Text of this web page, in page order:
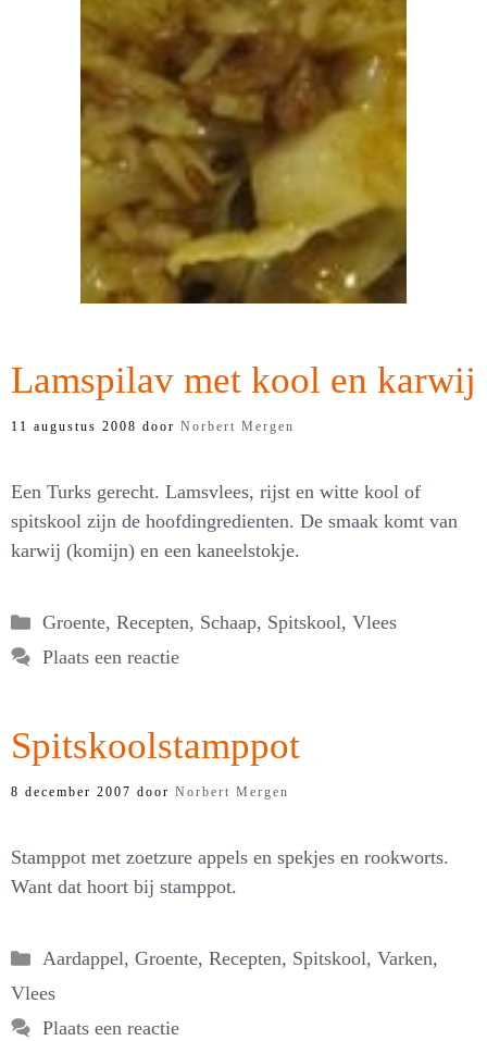
Lamspilav met kool en karwij
11 augustus 2008 door Norbert Mergen
Een Turks gerecht. Lamsvlees, rijst en witte kool of
spitskool zijn de hoofdingredienten. De smaak komt van
karwij (komijn) en een kaneelstokje.
Categorieën
Groente, Recepten, Schaap, Spitskool, Vlees
Plaats een reactie
Spitskoolstamppot
8 december 2007 door Norbert Mergen
Stamppot met zoetzure appels en spekjes en rookworts.
Want dat hoort bij stamppot.
Categorieën
Aardappel, Groente, Recepten, Spitskool, Varken,
Vlees
Plaats een reactie